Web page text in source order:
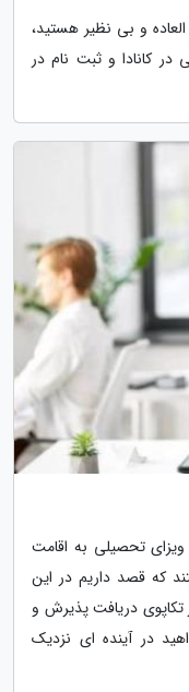
و بی نظیر هستید،
کانادا و ثبت نام در
ویزای تحصیلی به اقامت
که قصد داریم در این
تکاپوی دریافت پذیرش و
در آینده ای نزدیک